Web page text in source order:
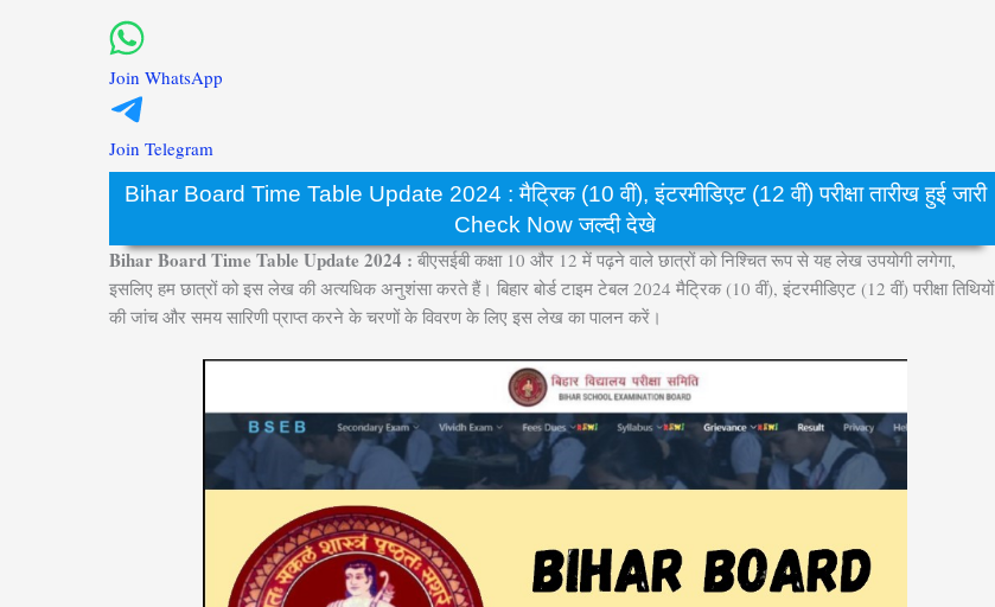
Join WhatsApp
Join Telegram
Bihar Board Time Table Update 2024 : मैट्रिक (10 वीं), इंटरमीडिएट (12 वीं) परीक्षा तारीख हुई जारी
Check Now जल्दी देखे
Bihar Board Time Table Update 2024 :बीएसईबी कक्षा 10 और 12 में पढ़ने वाले छात्रों को निश्चित रूप से यह लेख उपयोगी लगेगा,
इसलिए हम छात्रों को इस लेख की अत्यधिक अनुशंसा करते हैं। बिहार बोर्ड टाइम टेबल 2024 मैट्रिक (10 वीं), इंटरमीडिएट (12 वीं) परीक्षा तिथियों
की जांच और समय सारिणी प्राप्त करने के चरणों के विवरण के लिए इस लेख का पालन करें।